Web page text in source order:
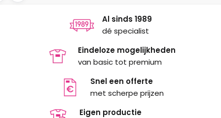
Al sinds 1989
dé specialist
Eindeloze mogelijkheden
van basic tot premium
Snel een offerte
met scherpe prijzen
Eigen productie